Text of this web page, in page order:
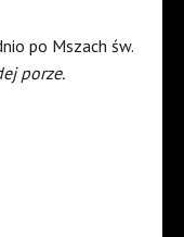
po Mszach św.
porze.